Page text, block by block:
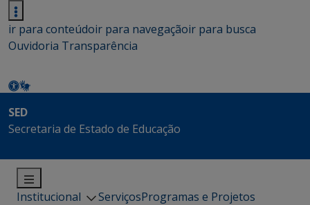
ir para conteúdoir para navegaçãoir para busca
Ouvidoria Transparência
SED
Secretaria de Estado de Educação
Institucional ServiçosProgramas e Projetos